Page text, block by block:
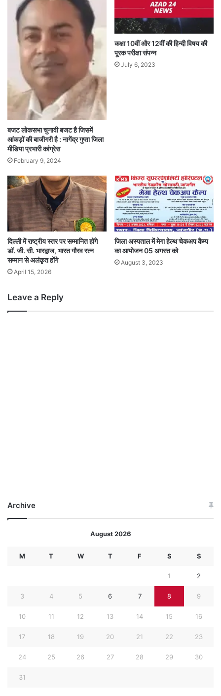
बजट लोकसभा चुनावी बजट है जिसमें
आंकड़ों की बाजीगरी है : नागेंद्र गुप्ता जिला
मीडिया प्रभारी कांग्रेस
February 9, 2024
कक्षा 10वीं और 12वीं की हिन्दी विषय की
पूरक परीक्षा संपन्न
July 6, 2023
दिल्ली में राष्ट्रीय स्तर पर सम्मानित होंगे
डॉ. जी. सी. भारद्वाज, भारत गौरव रत्न
सम्मान से अलंकृत होंगे
April 15, 2026
जिला अस्पताल में मेगा हेल्थ चेकअप कैम्प
का आयोजन 05 अगस्त को
August 3, 2023
Leave a Reply
Archive
August 2026
M T W T F S S
1 2
3 4 5 6 7 8 9
10 11 12 13 14 15 16
17 18 19 20 21 22 23
24 25 26 27 28 29 30
31